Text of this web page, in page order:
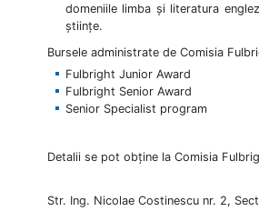
domeniile limba și literatura
științe.
Bursele administrate de Comisia
Fulbright Junior Award
Fulbright Senior Award
Senior Specialist program
Detalii se pot obţine la Comisia
Str. Ing. Nicolae Costinescu nr. 2,